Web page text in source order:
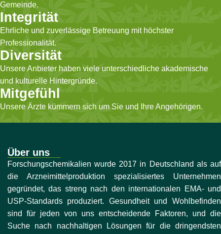
Gemeinde.
Integrität
Ehrliche und zuverlässige Betreuung mit höchster
Professionalität.
Diversität
Unsere Anbieter haben viele unterschiedliche akademische
und kulturelle Hintergründe.
Mitgefühl
Unsere Ärzte kümmern sich um Sie und Ihre Angehörigen.
Über uns
Forschungschemikalien wurde 2017 in Deutschland als auf
die Arzneimittelproduktion spezialisiertes Unternehmen
gegründet, das streng nach den internationalen EMA- und
USP-Standards produziert. Gesundheit und Wohlbefinden
sind für jeden von uns entscheidende Faktoren, und die
Suche nach nachhaltigen Lösungen für die dringendsten